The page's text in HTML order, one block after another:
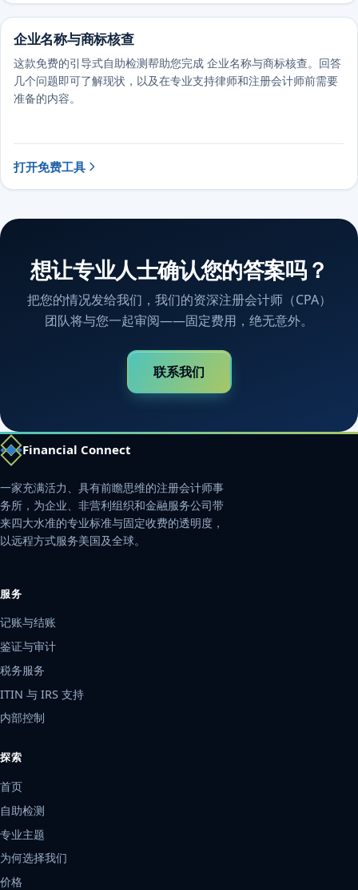
企业名称与商标核查
这款免费的引导式自助检测帮助您完成 企业名称与商标核查。回答
几个问题即可了解现状，以及在专业支持律师和注册会计师前需要
准备的内容。
打开免费工具
想让专业人士确认您的答案吗？
把您的情况发给我们，我们的资深注册会计师（CPA）
团队将与您一起审阅——固定费用，绝无意外。
联系我们
Financial Connect
一家充满活力、具有前瞻思维的注册会计师事
务所，为企业、非营利组织和金融服务公司带
来四大水准的专业标准与固定收费的透明度，
以远程方式服务美国及全球。
服务
记账与结账
鉴证与审计
税务服务
ITIN 与 IRS 支持
内部控制
探索
首页
自助检测
专业主题
为何选择我们
价格